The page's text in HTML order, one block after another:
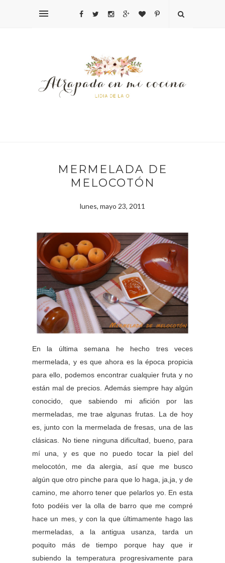
MERMELADA DE
MELOCOTÓN
lunes, mayo 23, 2011
En la última semana he hecho tres veces
mermelada, y es que ahora es la época propicia
para ello, podemos encontrar cualquier fruta y no
están mal de precios. Además siempre hay algún
conocido, que sabiendo mi afición por las
mermeladas, me trae algunas frutas. La de hoy
es, junto con la mermelada de fresas, una de las
clásicas. No tiene ninguna dificultad, bueno, para
mí una, y es que no puedo tocar la piel del
melocotón, me da alergia, así que me busco
algún que otro pinche para que lo haga, ja,ja, y de
camino, me ahorro tener que pelarlos yo. En esta
foto podéis ver la olla de barro que me compré
hace un mes, y con la que últimamente hago las
mermeladas, a la antigua usanza, tarda un
poquito más de tiempo porque hay que ir
subiendo la temperatura progresivamente para